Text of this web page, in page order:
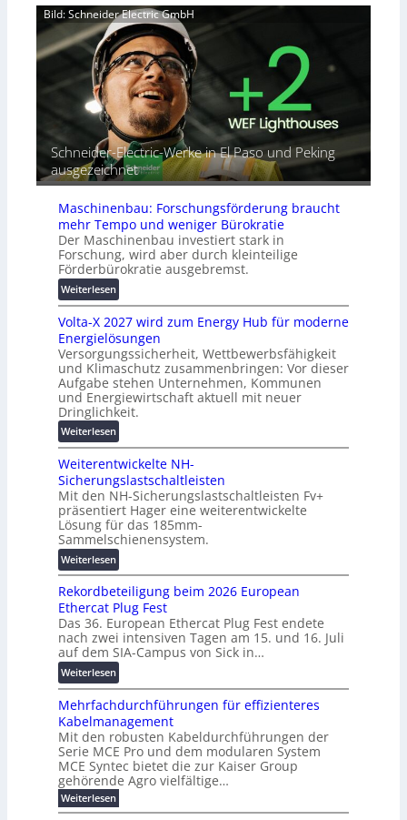
a
h
e
A
u
t
o
m
a
t
i
i
e
r
u
n
g
s
l
ö
s
u
n
g
e
n
u
t
o
r
i
a
r
e
i
h
e
e
r
b
i
n
d
e
t
G
e
r
ä
e
s
c
h
u
t
z
u
n
d
d
i
g
i
t
a
l
e
T
r
a
n
s
p
a
r
e
n
z
Bild: Schneider Electric GmbH
Schneider-Electric-Werke in El Paso und Peking
ausgezeichnet
Maschinenbau: Forschungsförderung braucht
mehr Tempo und weniger Bürokratie
Der Maschinenbau investiert stark in
Forschung, wird aber durch kleinteilige
Förderbürokratie ausgebremst.
Weiterlesen:
M
a
s
c
h
i
n
e
n
b
a
u
:
F
o
r
s
h
u
n
g
s
f
r
d
e
r
u
n
g
Volta-X 2027 wird zum Energy Hub für moderne
Energielösungen
Versorgungssicherheit, Wettbewerbsfähigkeit
und Klimaschutz zusammenbringen: Vor dieser
Aufgabe stehen Unternehmen, Kommunen
und Energiewirtschaft aktuell mit neuer
Dringlichkeit.
Weiterlesen:
V
o
l
t
a
-
X
2
0
2
7
w
i
r
d
z
u
m
E
n
e
r
g
Weiterentwickelte NH-
Sicherungslastschaltleisten
Mit den NH-Sicherungslastschaltleisten Fv+
präsentiert Hager eine weiterentwickelte
Lösung für das 185mm-
Sammelschienensystem.
Weiterlesen:
W
e
i
t
e
r
e
n
t
w
i
c
k
e
l
Rekordbeteiligung beim 2026 European
Ethercat Plug Fest
Das 36. European Ethercat Plug Fest endete
nach zwei intensiven Tagen am 15. und 16. Juli
auf dem SIA-Campus von Sick in…
Weiterlesen:
R
e
k
o
r
d
b
e
Mehrfachdurchführungen für effizienteres
Kabelmanagement
Mit den robusten Kabeldurchführungen der
Serie MCE Pro und dem modularen System
MCE Syntec bietet die zur Kaiser Group
gehörende Agro vielfältige…
Weiterlesen:
M